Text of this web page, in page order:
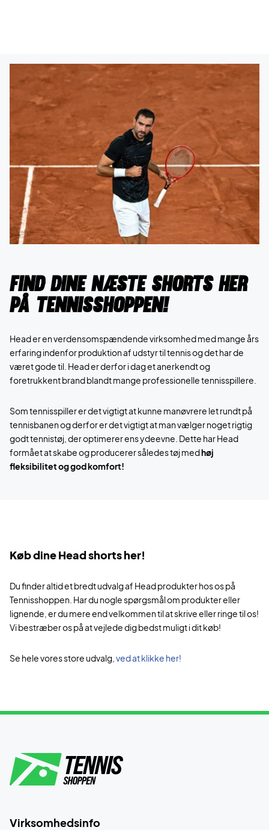
Find dine næste shorts her
på Tennisshoppen!
Head er en verdensomspændende virksomhed med mange års
erfaring indenfor produktion af udstyr til tennis og det har de
været gode til. Head er derfor i dag et anerkendt og
foretrukkent brand blandt mange professionelle tennisspillere.
Som tennisspiller er det vigtigt at kunne manøvrere let rundt på
tennisbanen og derfor er det vigtigt at man vælger noget rigtig
godt tennistøj, der optimerer ens ydeevne. Dette har Head
formået at skabe og producerer således tøj medhøj
fleksibilitet og god komfort!
Køb dine Head shorts her!
Du finder altid et bredt udvalg af Head produkter hos os på
Tennisshoppen. Har du nogle spørgsmål om produkter eller
lignende, er du mere end velkommen til at skrive eller ringe til os!
Vi bestræber os på at vejlede dig bedst muligt i dit køb!
Se hele vores store udvalg, ved at klikke her!
Virksomhedsinfo